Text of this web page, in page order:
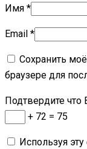
Имя *
Email *
Сохранить
браузере для
Подтвердите
+ 72 = 75
Используя